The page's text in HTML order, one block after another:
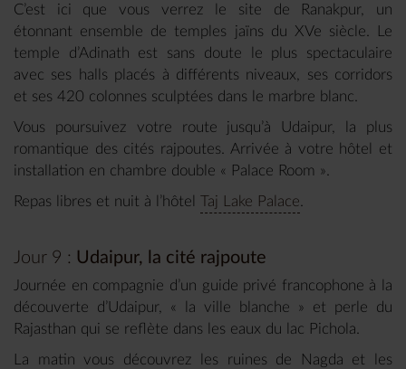
C’est ici que vous verrez le site de Ranakpur, un
étonnant ensemble de temples jaïns du XVe siècle. Le
temple d’Adinath est sans doute le plus spectaculaire
avec ses halls placés à différents niveaux, ses corridors
et ses 420 colonnes sculptées dans le marbre blanc.
Vous poursuivez votre route jusqu’à Udaipur, la plus
romantique des cités rajpoutes. Arrivée à votre hôtel et
installation en chambre double « Palace Room ».
Repas libres et nuit à l’hôtel Taj Lake Palace
Jour 9 : Udaipur, la cité rajpoute
Journée en compagnie d’un guide privé francophone à la
découverte d’Udaipur, « la ville blanche » et perle du
Rajasthan qui se reflète dans les eaux du lac Pichola.
La matin vous découvrez les ruines de Nagda et les